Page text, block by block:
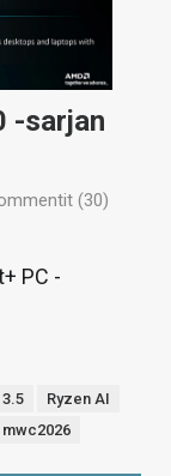
-sarjan
(30)
PC -
3.5
Ryzen AI
mwc2026